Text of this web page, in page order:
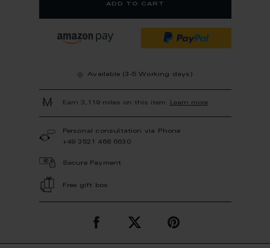
add to cart
Available (3-5 Working days)
Earn 3,119 miles on this item. Learn more
Personal consultation via Phone
+49 3521 468 6630
Secure Payment
Free gift box